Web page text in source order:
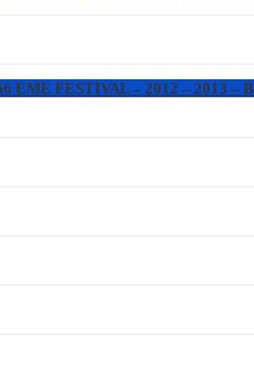
FESTIVAL – 2012 – 2013 –